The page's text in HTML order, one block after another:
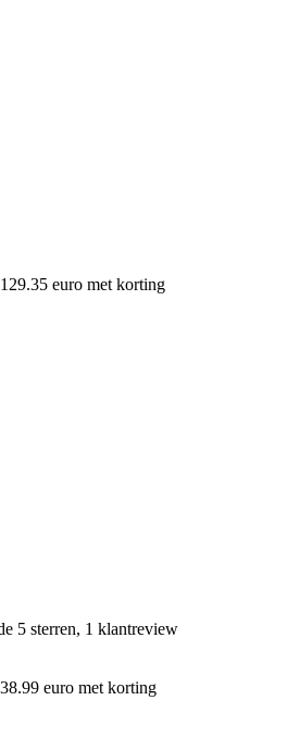
euro met korting
5 sterren, 1 klantreview
euro met korting